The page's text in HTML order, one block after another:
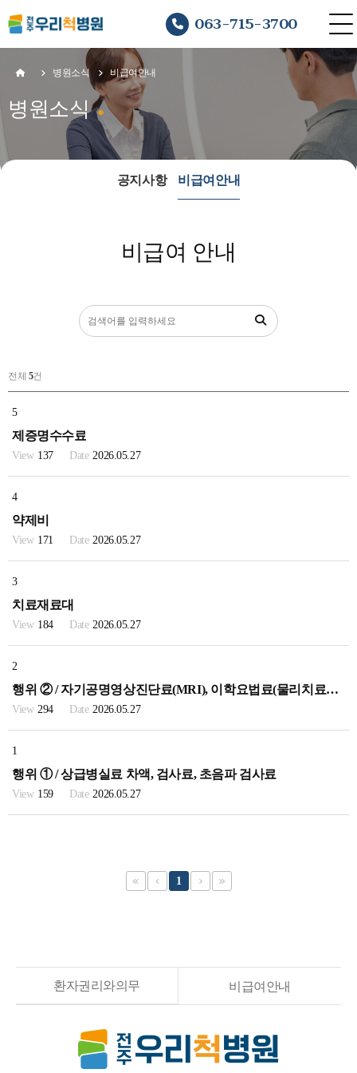
063-715-3700
병원소식 비급여안내
병원소식
공지사항 비급여안내
비급여 안내
전체 5건
5
제증명수수료
137 2026.05.27
4
약제비
171 2026.05.27
3
치료재료대
184 2026.05.27
2
행위 ② / 자기공명영상진단료(MRI), 이학요법료(물리치료료), 처치 및 수술료등
294 2026.05.27
1
행위 ① / 상급병실료 차액, 검사료, 초음파 검사료
159 2026.05.27
1
환자권리와의무 비급여안내